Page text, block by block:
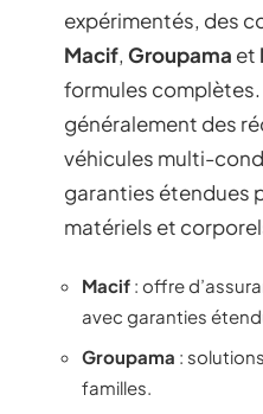
expérimentés, des
Macif, Groupama et
formules
généralement des
véhicules multi-
garanties étendues
matériels et
Macif : offre
avec garanties
Groupama :
familles.